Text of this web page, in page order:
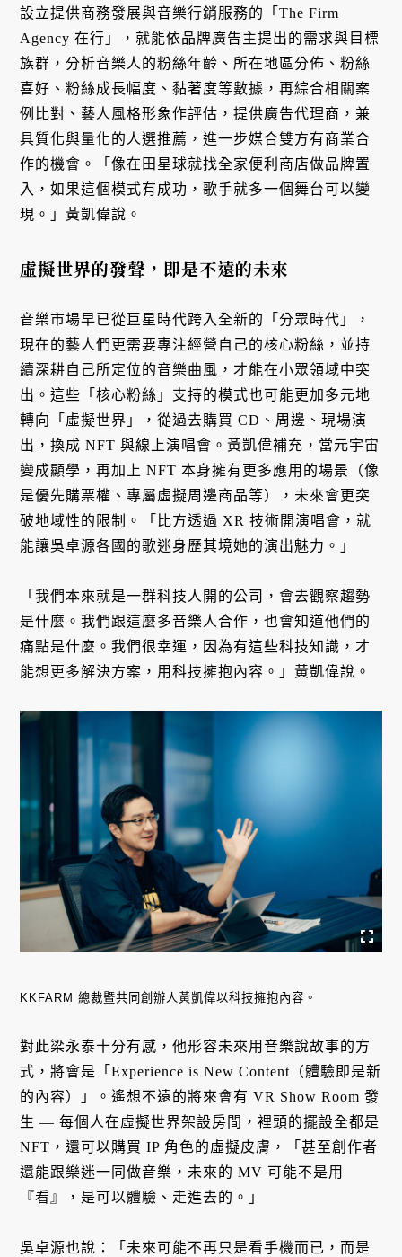
設立提供商務發展與音樂行銷服務的「The Firm
Agency 在行」，就能依品牌廣告主提出的需求與目標
族群，分析音樂人的粉絲年齡、所在地區分佈、粉絲
喜好、粉絲成長幅度、黏著度等數據，再綜合相關案
例比對、藝人風格形象作評估，提供廣告代理商，兼
具質化與量化的人選推薦，進一步媒合雙方有商業合
作的機會。「像在田星球就找全家便利商店做品牌置
入，如果這個模式有成功，歌手就多一個舞台可以變
現。」黃凱偉說。
虛擬世界的發聲，即是不遠的未來
音樂市場早已從巨星時代跨入全新的「分眾時代」，
現在的藝人們更需要專注經營自己的核心粉絲，並持
續深耕自己所定位的音樂曲風，才能在小眾領域中突
出。這些「核心粉絲」支持的模式也可能更加多元地
轉向「虛擬世界」，從過去購買 CD、周邊、現場演
出，換成 NFT 與線上演唱會。黃凱偉補充，當元宇宙
變成顯學，再加上 NFT 本身擁有更多應用的場景（像
是優先購票權、專屬虛擬周邊商品等），未來會更突
破地域性的限制。「比方透過 XR 技術開演唱會，就
能讓吳卓源各國的歌迷身歷其境她的演出魅力。」
「我們本來就是一群科技人開的公司，會去觀察趨勢
是什麼。我們跟這麼多音樂人合作，也會知道他們的
痛點是什麼。我們很幸運，因為有這些科技知識，才
能想更多解決方案，用科技擁抱內容。」黃凱偉說。
KKFARM 總裁暨共同創辦人黃凱偉以科技擁抱內容。
對此梁永泰十分有感，他形容未來用音樂說故事的方
式，將會是「Experience is New Content（體驗即是新
的內容）」。遙想不遠的將來會有 VR Show Room 發
生 — 每個人在虛擬世界架設房間，裡頭的擺設全都是
NFT，還可以購買 IP 角色的虛擬皮膚，「甚至創作者
還能跟樂迷一同做音樂，未來的 MV 可能不是用
『看』，是可以體驗、走進去的。」
吳卓源也說：「未來可能不再只是看手機而已，而是